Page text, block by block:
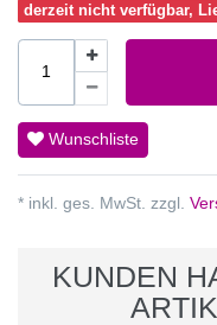
derzeit nicht verfügbar,
Wunschliste
* inkl. ges. MwSt. zzgl.
KUNDEN